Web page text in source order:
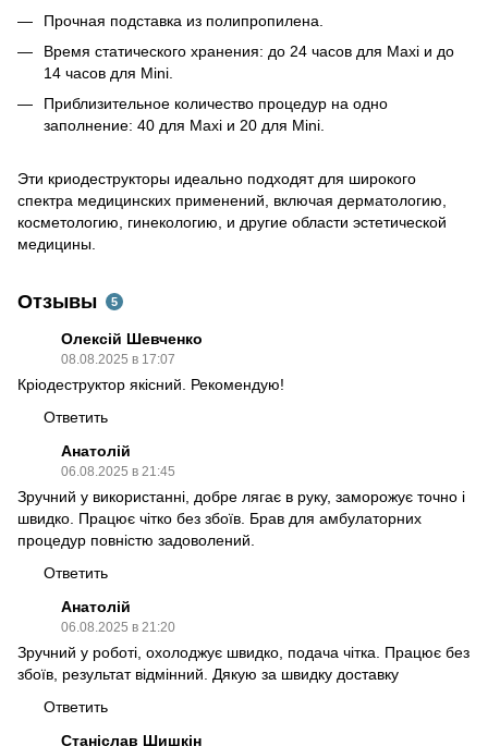
Прочная подставка из полипропилена.
Время статического хранения: до 24 часов для Maxi и до
14 часов для Mini.
Приблизительное количество процедур на одно
заполнение: 40 для Maxi и 20 для Mini.
Эти криодеструкторы идеально подходят для широкого
спектра медицинских применений, включая дерматологию,
косметологию, гинекологию, и другие области эстетической
медицины.
Отзывы 5
Олексій Шевченко
08.08.2025 в 17:07
Кріодеструктор якісний. Рекомендую!
Ответить
Анатолій
06.08.2025 в 21:45
Зручний у використанні, добре лягає в руку, заморожує точно і
швидко. Працює чітко без збоїв. Брав для амбулаторних
процедур повністю задоволений.
Ответить
Анатолій
06.08.2025 в 21:20
Зручний у роботі, охолоджує швидко, подача чітка. Працює без
збоїв, результат відмінний. Дякую за швидку доставку
Ответить
Станіслав Шишкін